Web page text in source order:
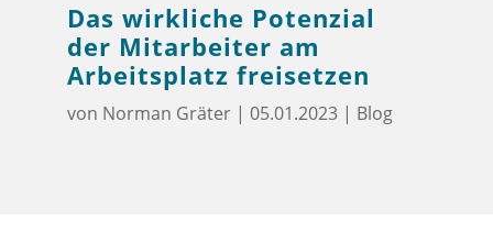
Das wirkliche Potenzial
der Mitarbeiter am
Arbeitsplatz freisetzen
von Norman Gräter| 05.01.2023| Blog